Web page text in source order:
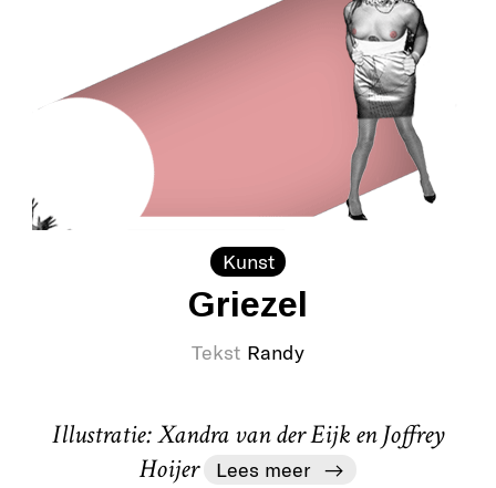
Kunst
Griezel
Tekst Randy
Illustratie: Xandra van der Eijk en Joffrey
Hoijer
Lees meer